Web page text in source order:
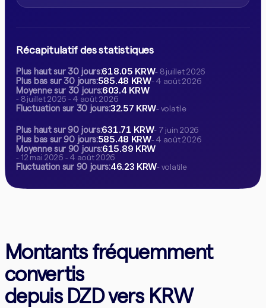
Récapitulatif des statistiques
Plus haut sur 30 jours:618.05 KRW- 8 juillet 2026
Plus bas sur 30 jours:585.48 KRW- 4 août 2026
Moyenne sur 30 jours:603.4 KRW
- 8 juillet 2026 - 4 août 2026
Fluctuation sur 30 jours:32.57 KRW- volatile
Plus haut sur 90 jours:631.71 KRW- 7 juin 2026
Plus bas sur 90 jours:585.48 KRW- 4 août 2026
Moyenne sur 90 jours:615.89 KRW
- 12 mai 2026 - 4 août 2026
Fluctuation sur 90 jours:46.23 KRW- volatile
Montants fréquemment
convertis
depuis DZD vers KRW